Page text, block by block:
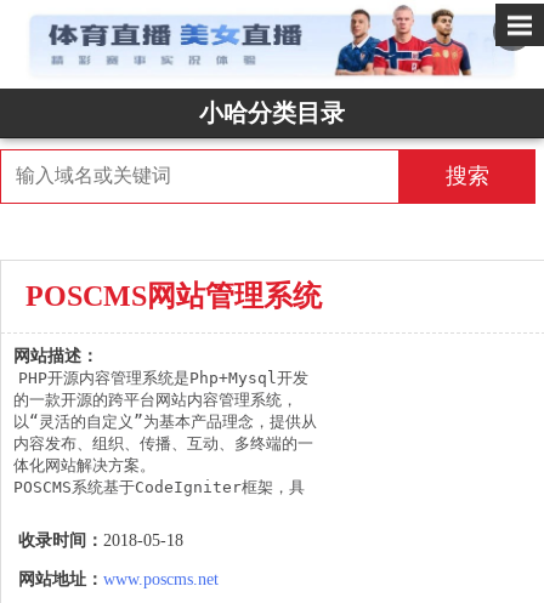
✕
小哈分类目录
搜索
POSCMS网站管理系统
网站描述：
PHP开源内容管理系统是Php+Mysql开发
的一款开源的跨平台网站内容管理系统，
以“灵活的自定义”为基本产品理念，提供从
内容发布、组织、传播、互动、多终端的一
体化网站解决方案。
POSCMS系统基于CodeIgniter框架，具
操作系统与运行环境中搭建各种网站模型而
不需要对复杂繁琐的编程语言有太多的专业
知识，为用户的修改提供方便，网站内容的
收录时间： 2018-05-18
网站地址： www.poscms.net